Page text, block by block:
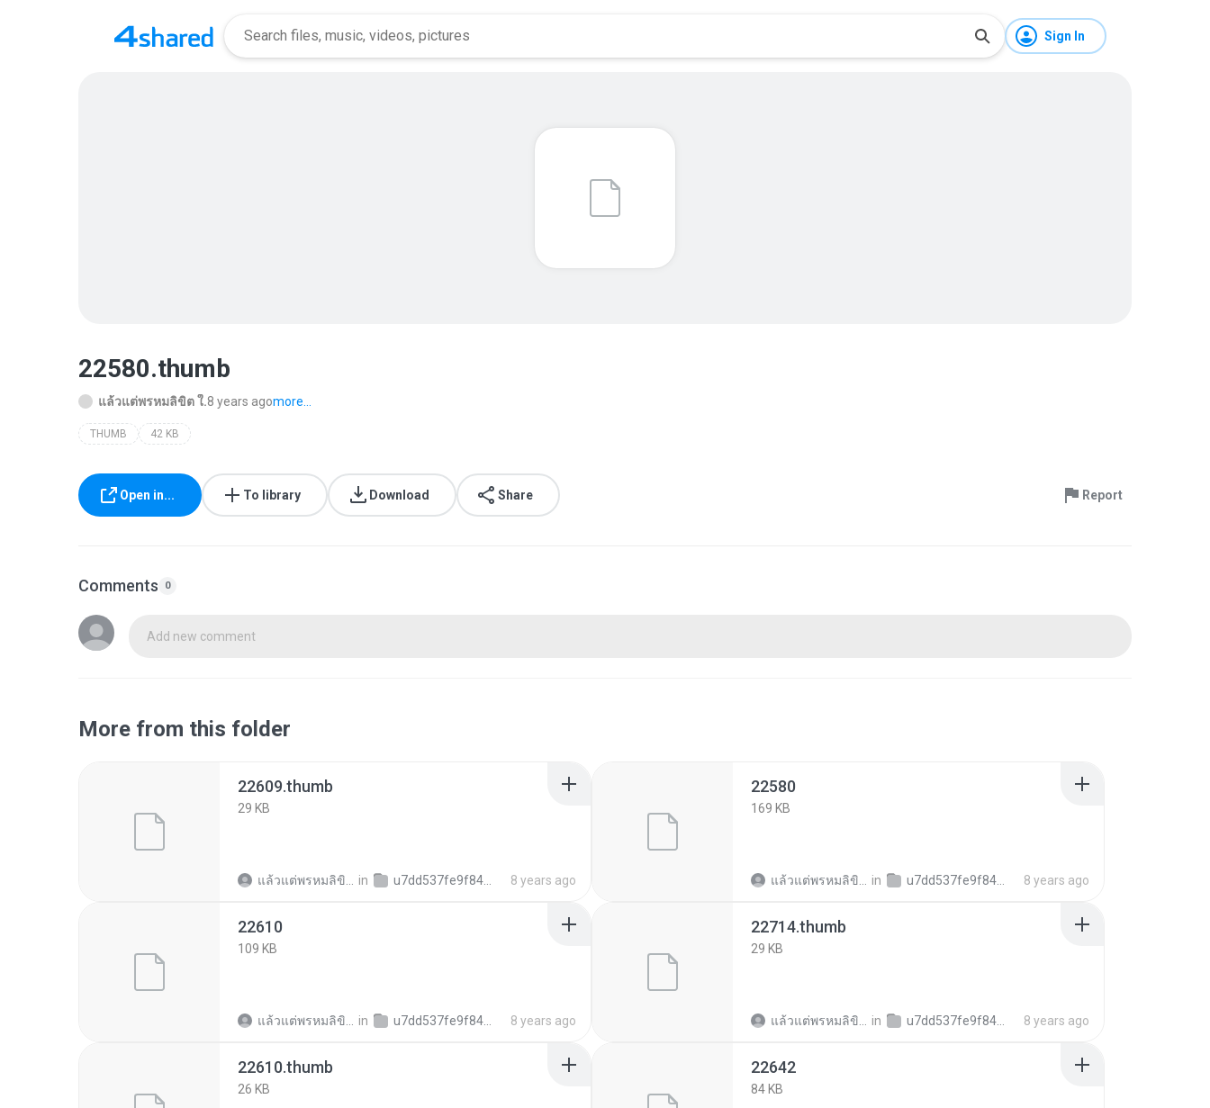
Sign In
22580.thumb
แล้วแต่พรหมลิขิต ใ.8 years agomore...
THUMB 42 KB
Open in... To library Download Share Report
Comments 0
Add new comment
More from this folder
22609.thumb
29 KB
แล้วแต่พรหมลิขิต ใ. in u7dd537fe9f8473d6f578770cbf3513c9 8 years ago
22580
169 KB
แล้วแต่พรหมลิขิต ใ. in u7dd537fe9f8473d6f578770cbf3513c9 8 years ago
22610
109 KB
แล้วแต่พรหมลิขิต ใ. in u7dd537fe9f8473d6f578770cbf3513c9 8 years ago
22714.thumb
29 KB
แล้วแต่พรหมลิขิต ใ. in u7dd537fe9f8473d6f578770cbf3513c9 8 years ago
22610.thumb
26 KB
22642
84 KB